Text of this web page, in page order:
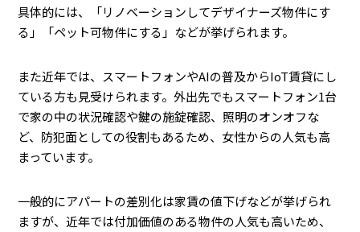
具体的には、「リノベーションしてデザイナーズ物件にす
る」「ペット可物件にする」などが挙げられます。
また近年では、スマートフォンやAIの普及からIoT賃貸にし
ている方も見受けられます。外出先でもスマートフォン1台
で家の中の状況確認や鍵の施錠確認、照明のオンオフな
ど、防犯面としての役割もあるため、女性からの人気も高
まっています。
一般的にアパートの差別化は家賃の値下げなどが挙げられ
ますが、近年では付加価値のある物件の人気も高いため、